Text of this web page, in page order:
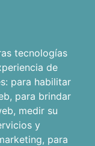
tecnologías
de
para habilitar
, para brindar
, medir su
y
, para